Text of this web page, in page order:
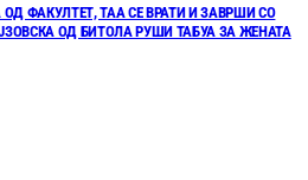
ФАКУЛТЕТ, ТАА СЕ ВРАТИ И ЗАВРШИ СО
ОД БИТОЛА РУШИ ТАБУА ЗА ЖЕНАТА